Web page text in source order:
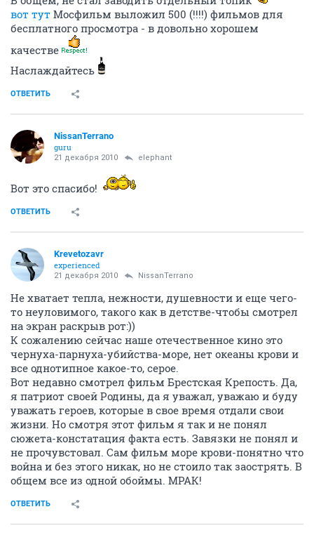
вот тут Мосфильм выложил 500 (!!!!) фильмов для
бесплатного просмотра - в довольно хорошем
качестве
Наслаждайтесь
ОТВЕТИТЬ
NissanTerrano
guru
21 декабря 2010 elephant
Вот это спасибо!
ОТВЕТИТЬ
Krevetozavr
experienced
21 декабря 2010 NissanTerrano
Не хватает тепла, нежности, душевности и еще чего-
то неуловимого, такого как в детстве-чтобы смотрел
на экран раскрыв рот:))
К сожалению сейчас наше отечественное кино это
чернуха-парнуха-убийства-море, нет океаны крови и
все однотипное какое-то, серое.
Вот недавно смотрел фильм Брестская Крепость. Да,
я патриот своей Родины, да я уважал, уважаю и буду
уважать героев, которые в свое время отдали свои
жизни. Но смотря этот фильм я так и не понял
сюжета-констатация факта есть. Завязки не понял и
не прочувстовал. Сам фильм море крови-понятно что
война и без этого никак, но не стоило так заострять. В
общем все из одной обоймы. МРАК!
ОТВЕТИТЬ